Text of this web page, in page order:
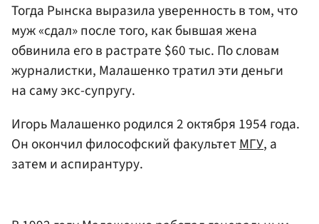
Тогда Рынска выразила уверенность в том, что
муж «сдал» после того, как бывшая жена
обвинила его в растрате $60 тыс. По словам
журналистки, Малашенко тратил эти деньги
на саму экс-супругу.
Игорь Малашенко родился 2 октября 1954 года.
Он окончил философский факультетМГУ, а
затем и аспирантуру.